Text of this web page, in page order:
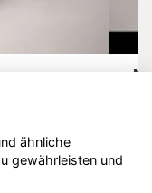
- 2026
ähnliche
gewährleisten und